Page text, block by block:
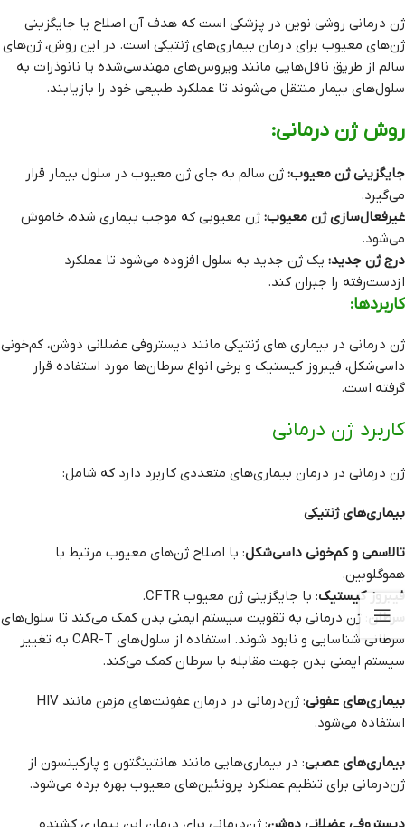
ژن درمانی روشی نوین در پزشکی است که هدف آن اصلاح یا جایگزینی
ژن‌های معیوب برای درمان بیماری‌های ژنتیکی است. در این روش، ژن‌های
سالم از طریق ناقل‌هایی مانند ویروس‌های مهندسی‌شده یا نانوذرات به
سلول‌های بیمار منتقل می‌شوند تا عملکرد طبیعی خود را بازیابند.
روش‌ ژن درمانی:
جایگزینی ژن معیوب: ژن سالم به جای ژن معیوب در سلول بیمار قرار
می‌گیرد.
غیرفعال‌سازی ژن معیوب: ژن معیوبی که موجب بیماری شده، خاموش
می‌شود.
درج ژن جدید: یک ژن جدید به سلول افزوده می‌شود تا عملکرد
ازدست‌رفته را جبران کند.
کاربردها:
ژن درمانی در بیماری‌ های ژنتیکی مانند دیستروفی عضلانی دوشن، کم‌خونی
داسی‌شکل، فیبروز کیستیک و برخی انواع سرطان‌ها مورد استفاده قرار
گرفته است.
کاربرد ژن‌ درمانی
ژن‌ درمانی در درمان بیماری‌های متعددی کاربرد دارد که شامل:
بیماری‌های ژنتیکی
تالاسمی و کم‌خونی داسی‌شکل: با اصلاح ژن‌های معیوب مرتبط با
هموگلوبین.
فیبروز کیستیک: با جایگزینی ژن معیوب CFTR.
سرطان
: ژن‌ درمانی به تقویت سیستم ایمنی بدن کمک می‌کند تا سلول‌های
سرطانی شناسایی و نابود شوند. استفاده از سلول‌های CAR-T به تغییر
سیستم ایمنی بدن جهت مقابله با سرطان کمک می‌کند.
بیماری‌های عفونی
: ژن‌درمانی در درمان عفونت‌های مزمن مانند HIV
استفاده می‌شود.
بیماری‌های عصبی: در بیماری‌هایی مانند هانتینگتون و پارکینسون از
ژن‌درمانی برای تنظیم عملکرد پروتئین‌های معیوب بهره برده می‌شود.